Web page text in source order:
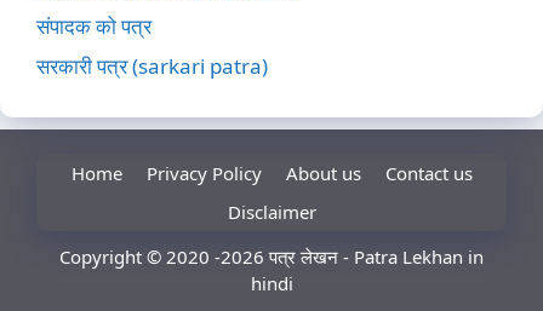
संपादक को पत्र
सरकारी पत्र (sarkari patra)
Home Privacy Policy About us
Contact us
Disclaimer
Copyright © 2020 -2026 पत्र लेखन - Patra Lekhan in
hindi